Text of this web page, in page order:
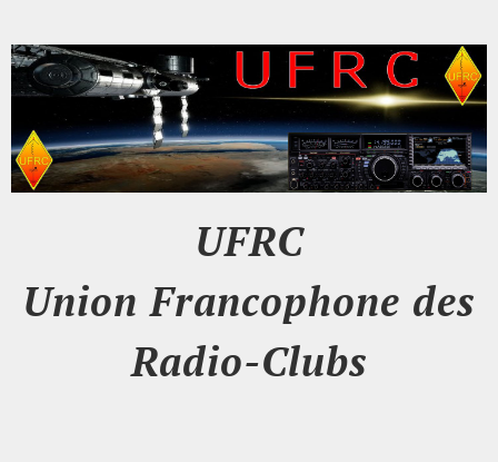
UFRC
Union Francophone des
Radio-Clubs